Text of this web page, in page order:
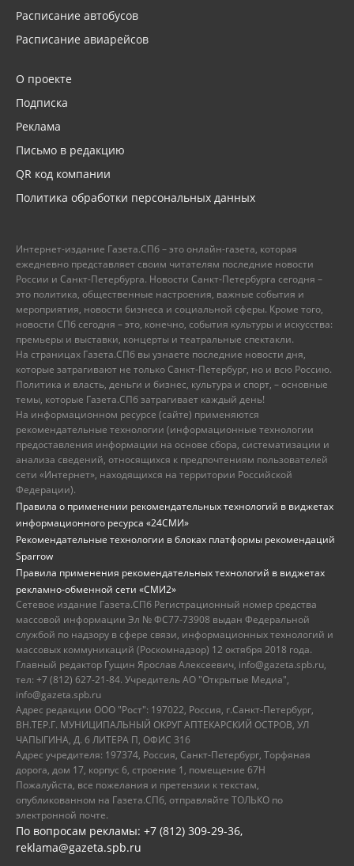
Расписание автобусов
Расписание авиарейсов
О проекте
Подписка
Реклама
Письмо в редакцию
QR код компании
Политика обработки персональных данных
Интернет-издание Газета.СПб – это онлайн-газета, которая
ежедневно представляет своим читателям последние новости
России и Санкт-Петербурга. Новости Санкт-Петербурга сегодня –
это политика, общественные настроения, важные события и
мероприятия, новости бизнеса и социальной сферы. Кроме того,
новости СПб сегодня – это, конечно, события культуры и искусства:
премьеры и выставки, концерты и театральные спектакли.
На страницах Газета.СПб вы узнаете последние новости дня,
которые затрагивают не только Санкт-Петербург, но и всю Россию.
Политика и власть, деньги и бизнес, культура и спорт, – основные
темы, которые Газета.СПб затрагивает каждый день!
На информационном ресурсе (сайте) применяются
рекомендательные технологии (информационные технологии
предоставления информации на основе сбора, систематизации и
анализа сведений, относящихся к предпочтениям пользователей
сети «Интернет», находящихся на территории Российской
Федерации).
Правила о применении рекомендательных технологий в виджетах
информационного ресурса «24СМИ»
Рекомендательные технологии в блоках платформы рекомендаций
Sparrow
Правила применения рекомендательных технологий в виджетах
рекламно-обменной сети «СМИ2»
Сетевое издание Газета.СПб Регистрационный номер средства
массовой информации Эл № ФС77-73908 выдан Федеральной
службой по надзору в сфере связи, информационных технологий и
массовых коммуникаций (Роскомнадзор) 12 октября 2018 года.
Главный редактор Гущин Ярослав Алексеевич, info@gazeta.spb.ru,
тел: +7 (812) 627-21-84. Учредитель АО "Открытые Медиа",
info@gazeta.spb.ru
Адрес редакции ООО "Рост": 197022, Россия, г.Санкт-Петербург,
ВН.ТЕР.Г. МУНИЦИПАЛЬНЫЙ ОКРУГ АПТЕКАРСКИЙ ОСТРОВ, УЛ
ЧАПЫГИНА, Д. 6 ЛИТЕРА П, ОФИС 316
Адрес учредителя: 197374, Россия, Санкт-Петербург, Торфяная
дорога, дом 17, корпус 6, строение 1, помещение 67Н
Пожалуйста, все пожелания и претензии к текстам,
опубликованном на Газета.СПб, отправляйте ТОЛЬКО по
электронной почте.
По вопросам рекламы: +7 (812) 309-29-36,
reklama@gazeta.spb.ru